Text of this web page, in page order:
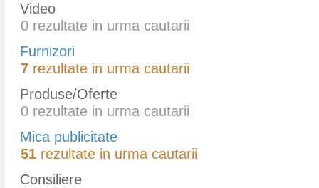
Video
0 rezultate in urma cautarii
Furnizori
7 rezultate in urma cautarii
Produse/Oferte
0 rezultate in urma cautarii
Mica publicitate
51 rezultate in urma cautarii
Consiliere